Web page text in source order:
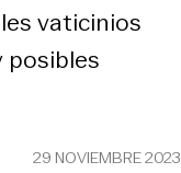
vaticinios
posibles
29 NOVIEMBRE 2023